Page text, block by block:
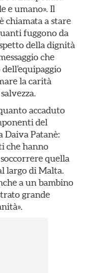
e umano». Il
chiamata a stare
fuggono da
della dignità
che
la carità
accaduto
del
Daiva Patanè:
che hanno
quella
largo di Malta.
a un bambino
grande